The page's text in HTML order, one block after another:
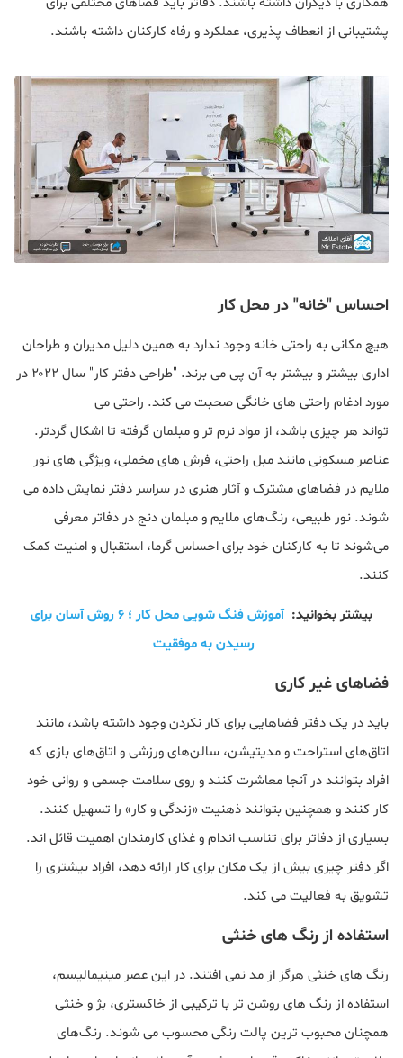
پشتیبانی از انعطاف پذیری، عملکرد و رفاه کارکنان داشته باشند.
احساس "خانه" در محل کار
هیچ مکانی به راحتی خانه وجود ندارد به همین دلیل مدیران و طراحان
اداری بیشتر و بیشتر به آن پی می برند. "طراحی دفتر کار" سال ۲۰۲۲ در
مورد ادغام راحتی های خانگی صحبت می کند. راحتی می
تواند هر چیزی باشد، از مواد نرم تر و مبلمان گرفته تا اشکال گردتر.
عناصر مسکونی مانند مبل راحتی، فرش های مخملی، ویژگی های نور
ملایم در فضاهای مشترک و آثار هنری در سراسر دفتر نمایش داده می
شوند. نور طبیعی، رنگ‌های ملایم و مبلمان دنج در دفاتر معرفی
می‌شوند تا به کارکنان خود برای احساس گرما، استقبال و امنیت کمک
کنند.
بیشتر بخوانید:
آموزش فنگ شویی محل کار ؛ ۶ روش آسان برای
رسیدن به موفقیت
فضاهای غیر کاری
باید در یک دفتر فضاهایی برای کار نکردن وجود داشته باشد، مانند
اتاق‌های استراحت و مدیتیشن، سالن‌های ورزشی و اتاق‌های بازی که
افراد بتوانند در آنجا معاشرت کنند و روی سلامت جسمی و روانی خود
کار کنند و همچنین بتوانند ذهنیت «زندگی و کار» را تسهیل کنند.
بسیاری از دفاتر برای تناسب اندام و غذای کارمندان اهمیت قائل اند.
اگر دفتر چیزی بیش از یک مکان برای کار ارائه دهد، افراد بیشتری را
تشویق به فعالیت می کند.
استفاده از رنگ های خنثی
رنگ های خنثی هرگز از مد نمی افتند. در این عصر مینیمالیسم،
استفاده از رنگ های روشن تر با ترکیبی از خاکستری، بژ و خنثی
همچنان محبوب ترین پالت رنگی محسوب می شوند. رنگ‌های